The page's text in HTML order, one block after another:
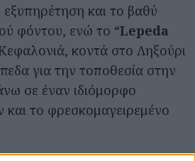
και το βαθύ
φόντου, ενώ το “Lepeda
κοντά στο Ληξούρι
για την τοποθεσία στην
σε έναν ιδιόμορφο
το φρεσκομαγειρεμένο